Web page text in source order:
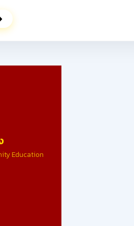
การอาชีพฝาง ผู้แทนสถานศึกษา เข้ารับ
างวัล จากพลเอก ดาว์พงษ์ รัตนสุวรรณ
ทนพระองค์ ณ สาลาดุสิดาลัย สวนจิตรล
าร คณะครู บุคลากรทางการศึกษา ผู้
นสถานศึกษารางวัลพระราชทาน ระดับ
าดใหญ่ ประจำปีการศึกษา 2567 อันทรง
าติต่อไป ดูรูปภาพเพิ่มเติม -
Education